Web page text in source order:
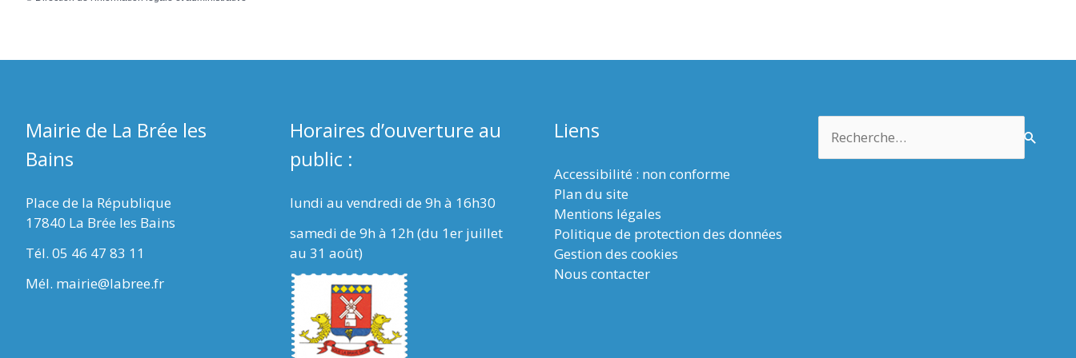
Mairie de La Brée les
Bains
Place de la République
17840 La Brée les Bains
Tél. 05 46 47 83 11
Mél. mairie@labree.fr
Horaires d’ouverture au
public :
lundi au vendredi de 9h à 16h30
samedi de 9h à 12h (du 1er juillet
au 31 août)
Liens
Accessibilité : non conforme
Plan du site
Mentions légales
Politique de protection des données
Gestion des cookies
Nous contacter